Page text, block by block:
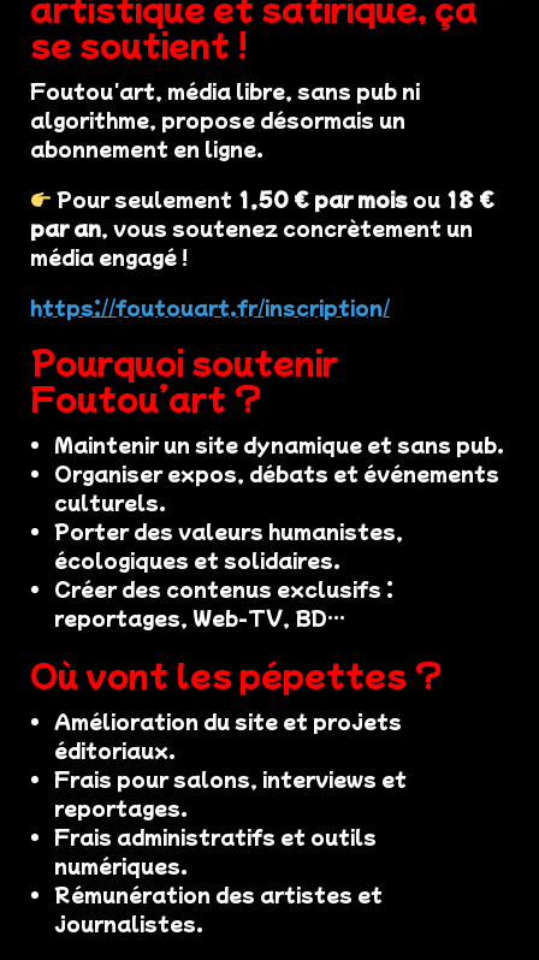
se soutient !
Foutou'art, média libre, sans pub ni
algorithme, propose désormais un
abonnement en ligne.
Pour seulement 1,50 € par mois ou 18 €
par an, vous soutenez concrètement un
média engagé !
https://foutouart.fr/inscription/
Pourquoi soutenir
Foutou’art ?
Maintenir un site dynamique et sans pub.
Organiser expos, débats et événements
culturels.
Porter des valeurs humanistes,
écologiques et solidaires.
Créer des contenus exclusifs :
reportages, Web-TV, BD…
Où vont les pépettes ?
Amélioration du site et projets
éditoriaux.
Frais pour salons, interviews et
reportages.
Frais administratifs et outils
numériques.
Rémunération des artistes et
journalistes.